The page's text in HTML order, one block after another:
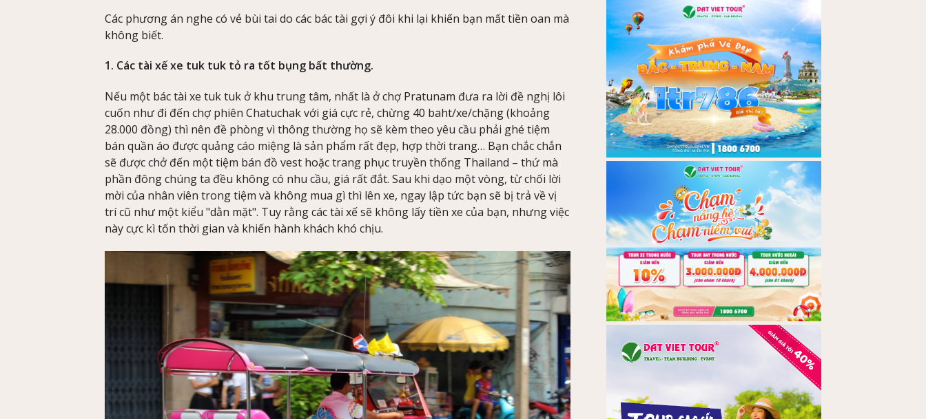
Các phương án nghe có vẻ bùi tai do các bác tài gợi ý đôi khi lại khiến bạn mất tiền oan mà
không biết.
1. Các tài xế xe tuk tuk tỏ ra tốt bụng bất thường.
Nếu một bác tài xe tuk tuk ở khu trung tâm, nhất là ở chợ Pratunam đưa ra lời đề nghị lôi
cuốn như đi đến chợ phiên Chatuchak với giá cực rẻ, chừng 40 baht/xe/chặng (khoảng
28.000 đồng) thì nên đề phòng vì thông thường họ sẽ kèm theo yêu cầu phải ghé tiệm
bán quần áo được quảng cáo miệng là sản phẩm rất đẹp, hợp thời trang… Bạn chắc chắn
sẽ được chở đến một tiệm bán đồ vest hoặc trang phục truyền thống Thailand – thứ mà
phần đông chúng ta đều không có nhu cầu, giá rất đắt. Sau khi dạo một vòng, từ chối lời
mời của nhân viên trong tiệm và không mua gì thì lên xe, ngay lập tức bạn sẽ bị trả về vị
trí cũ như một kiểu "dằn mặt". Tuy rằng các tài xế sẽ không lấy tiền xe của bạn, nhưng việc
này cực kì tốn thời gian và khiến hành khách khó chịu.